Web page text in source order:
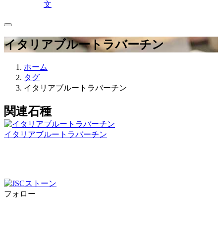
文
イタリアブルートラバーチン
ホーム
タグ
イタリアブルートラバーチン
関連石種
イタリアブルートラバーチン
フォロー